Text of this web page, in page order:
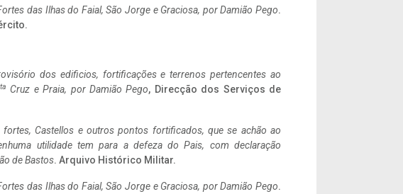
das Ilhas do Faial, São Jorge e Graciosa, por Damião Pego.
dos edificios, fortificações e terrenos pertencentes ao
ta Cruz e Praia, por Damião Pego, Direcção dos Serviços de
fortes, Castellos e outros pontos fortificados, que se achão ao
utilidade tem para a defeza do Pais, com declaração
de Bastos. Arquivo Histórico Militar.
das Ilhas do Faial, São Jorge e Graciosa, por Damião Pego.